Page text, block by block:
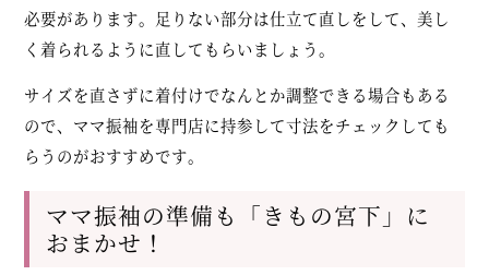
必要があります。足りない部分は仕立て直しをして、美し
く着られるように直してもらいましょう。
サイズを直さずに着付けでなんとか調整できる場合もある
ので、ママ振袖を専門店に持参して寸法をチェックしても
らうのがおすすめです。
ママ振袖の準備も「きもの宮下」に
おまかせ！